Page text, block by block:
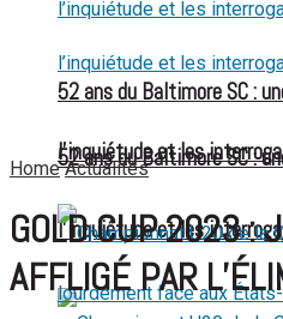
52 ans du Baltimore SC :
l’inquiétude et les
52 ans du Baltimore SC :
l’inquiétude et les
Home Actualités
GOLD CUP 2023 :
AFFLIGÉ PAR